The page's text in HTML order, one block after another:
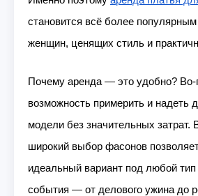
становится всё более
женщин, ценящих стиль и
Почему аренда — это удобно? Во-
возможность примерить и надеть
модели без значительных затрат.
широкий выбор фасонов
идеальный вариант под любой
события — от делового ужина до